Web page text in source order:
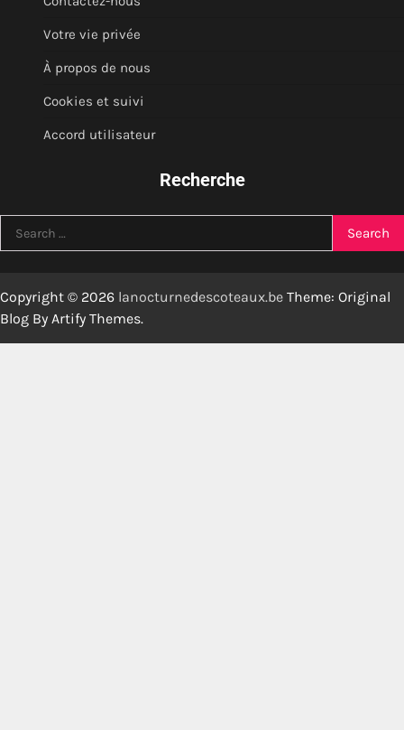
Votre vie privée
À propos de nous
Cookies et suivi
Accord utilisateur
Recherche
for:
Copyright © 2026 lanocturnedescoteaux.be Theme: Original
Blog By Artify Themes.